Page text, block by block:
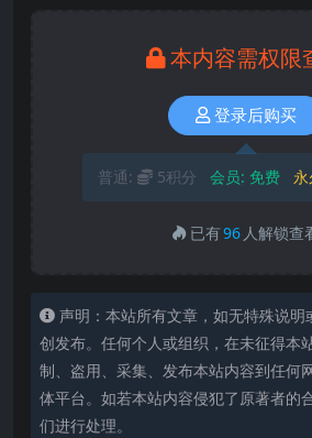
本内容需权限
登录后购买
普通: 5积分 会员: 免费
已有96 人解锁查
声明：本站所有文章，如无特殊说明
创发布。任何个人或组织，在未征得本
制、盗用、采集、发布本站内容到任何
体平台。如若本站内容侵犯了原著者的
们进行处理。